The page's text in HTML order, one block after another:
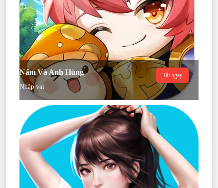
Nấm Và Anh Hùng
Nhập vai
Tải ngay